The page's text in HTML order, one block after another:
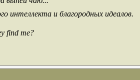
интеллекта и благородных идеалов.
find me?